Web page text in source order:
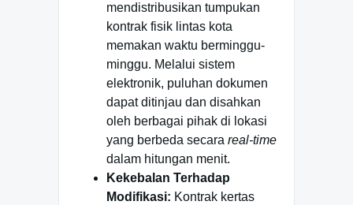
mendistribusikan tumpukan
kontrak fisik lintas kota
memakan waktu berminggu-
minggu. Melalui sistem
elektronik, puluhan dokumen
dapat ditinjau dan disahkan
oleh berbagai pihak di lokasi
yang berbeda secara real-time
dalam hitungan menit.
Kekebalan Terhadap
Modifikasi: Kontrak kertas